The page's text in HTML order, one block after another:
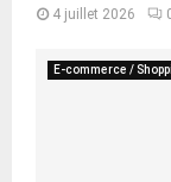
4 juillet 2026
E-commerce /